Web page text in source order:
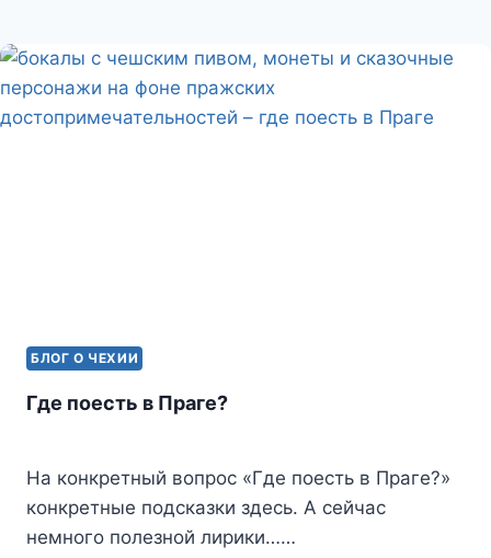
БЛОГ О ЧЕХИИ
Где поесть в Праге?
На конкретный вопрос «Где поесть в Праге?»
конкретные подсказки здесь. А сейчас
немного полезной лирики……